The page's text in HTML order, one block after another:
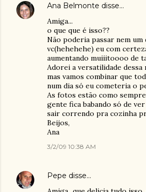
Ana Belmonte disse…
Amiga...
o que que é isso??
Não poderia passar nem um
vc(hehehehe) eu com
aumentando muiiitoooo de
Adorei a versatilidade dessa
mas vamos combinar que
num dia só eu cometeria o
As fotos estão como
gente fica babando só de
sair correndo pra cozinha
Beijos,
Ana
3/2/09 10:38 AM
Pepe disse…